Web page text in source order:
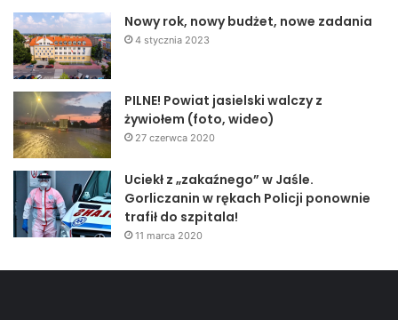
STÓŁ SZWEDZKI
3 RODZAJE SAŁATEK
WĘDLINY
PIECZYWO
MIĘSIWA PIECZONE
3 RODZAJE GALARETKI
RYBY
SMALEC + OGÓRKI KISZONE
DANIA GORĄCE
Nowy rok, nowy budżet, nowe zadania
4 stycznia 2023
PILNE! Powiat jasielski walczy z
żywiołem (foto, wideo)
27 czerwca 2020
Uciekł z „zakaźnego” w Jaśle.
Gorliczanin w rękach Policji ponownie
trafił do szpitala!
11 marca 2020